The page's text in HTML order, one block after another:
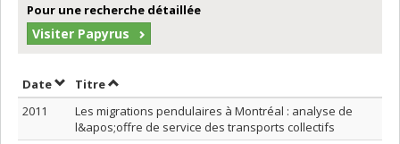
Pour une recherche détaillée
Visiter Papyrus
DateTrier par date en ordre décroissant
TitreTrier par titre en ordre décroissant
2011
Les migrations pendulaires à Montréal : analyse de
l&apos;offre de service des transports collectifs